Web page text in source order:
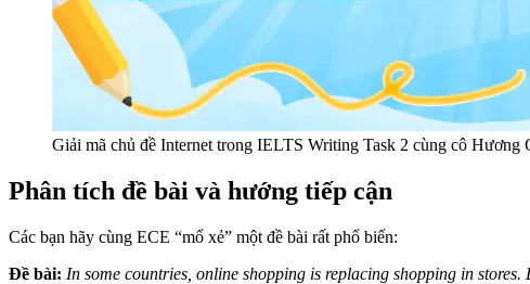
Giải mã chủ đề Internet trong IELTS Writing Task 2 cùng cô Hương
Phân tích đề bài và hướng tiếp cận
Các bạn hãy cùng ECE “mổ xẻ” một đề bài rất phổ biến:
Đề bài: In some countries, online shopping is replacing shopping in